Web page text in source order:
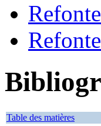
Table des matières